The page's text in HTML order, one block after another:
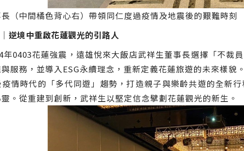
（中間橘色背心右）帶領同仁度過疫情及地震後的艱難時刻
逆境中重啟花蓮觀光的引路人
花蓮強震，遠雄悅來大飯店武祥生董事長選擇「不裁
服務，並導入ESG永續理念，重新定義花蓮旅遊的未來樣貌。
時代的「多代同遊」趨勢，打造親子與樂齡共遊的全新行
。從重建到創新，武祥生以堅定信念擘劃花蓮觀光的新生。